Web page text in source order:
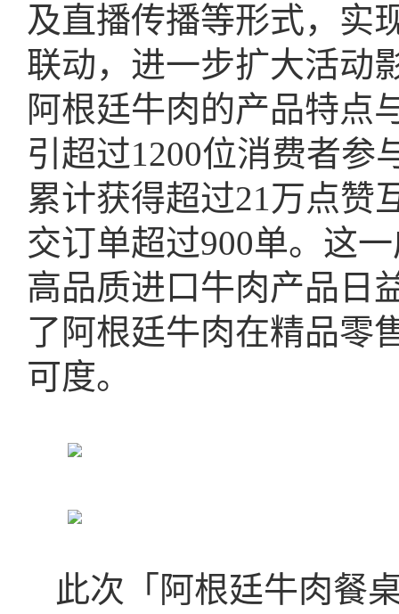
及直播传播等形式，实
联动，进一步扩大活动
阿根廷牛肉的产品特点
引超过1200位消费者参
累计获得超过21万点赞
交订单超过900单。这
高品质进口牛肉产品日
了阿根廷牛肉在精品零
可度。
此次「阿根廷牛肉餐